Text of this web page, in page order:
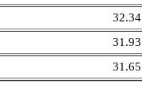
32.34
31.93
31.65